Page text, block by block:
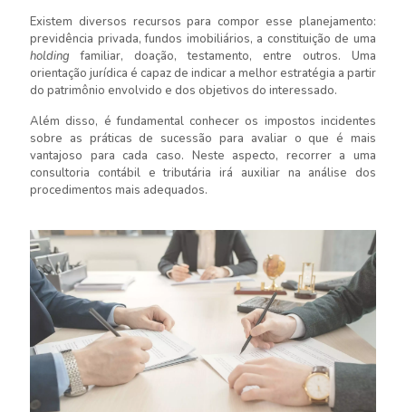
Existem diversos recursos para compor esse planejamento:
previdência privada, fundos imobiliários, a constituição de uma
holding familiar, doação, testamento, entre outros. Uma
orientação jurídica é capaz de indicar a melhor estratégia a partir
do patrimônio envolvido e dos objetivos do interessado.
Além disso, é fundamental conhecer os impostos incidentes
sobre as práticas de sucessão para avaliar o que é mais
vantajoso para cada caso. Neste aspecto, recorrer a uma
consultoria contábil e tributária irá auxiliar na análise dos
procedimentos mais adequados.